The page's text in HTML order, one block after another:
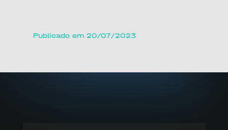
Publicado em 20/07/2023